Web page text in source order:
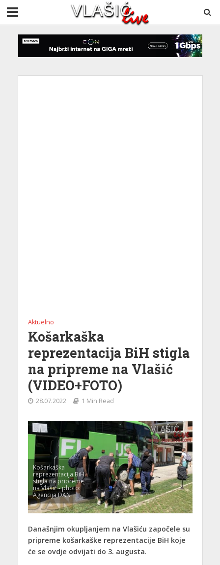
Aktuelno
Košarkaška
reprezentacija BiH stigla
na pripreme na Vlašić
(VIDEO+FOTO)
28.07.2022 1 Min Read
Košarkaška
reprezentacija BiH
stigla na pripreme
na Vlašić - photo:
Agencija DAN
Današnjim okupljanjem na Vlašiću započele su
pripreme košarkaške reprezentacije BiH koje
će se ovdje odvijati do 3. augusta.